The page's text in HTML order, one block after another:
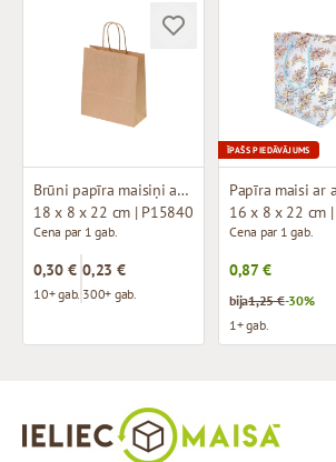
Brūni papīra maisiņi ar vītiem rokturiem
18 x 8 x 22 cm | P15840
Cena par 1 gab.
0,30 €
10+ gab.
0,23 €
300+ gab.
ĪPAŠS PIEDĀVĀJUMS
16 x 8 x 22 cm
Cena par 1 gab.
0,87 €
bija1,25 €-30%
1+ gab.